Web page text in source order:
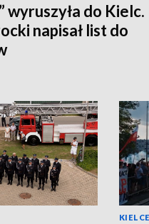
wyruszyła do Kielc.
napisał list do
KIELCE